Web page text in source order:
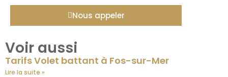
Nous appeler
Voir aussi
Tarifs Volet battant à Fos-sur-Mer
Lire la suite »